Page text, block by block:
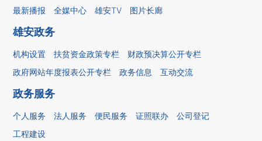
最新播报 全媒中心 雄安TV 图片长廊
雄安政务
机构设置 扶贫资金政策专栏
财政预决算公开专栏
政府网站年度报表公开专栏
政务信息 互动交流
政务服务
个人服务 法人服务 便民服务 证照联办
公司登记
工程建设